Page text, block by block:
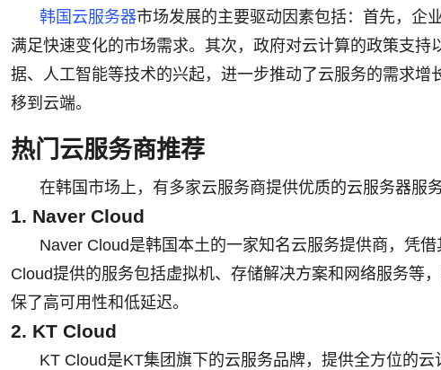
韩国云服务器市场发展的主要驱动因素包括：首先，企
满足快速变化的市场需求。其次，政府对云计算的政策支
据、人工智能等技术的兴起，进一步推动了云服务的需求
移到云端。
热门云服务商推荐
在韩国市场上，有多家云服务商提供优质的云服务器服
1. Naver Cloud
Naver Cloud是韩国本土的一家知名云服务提供商，凭
Cloud提供的服务包括虚拟机、存储解决方案和网络服务等
保了高可用性和低延迟。
2. KT Cloud
KT Cloud是KT集团旗下的云服务品牌，提供全方位的